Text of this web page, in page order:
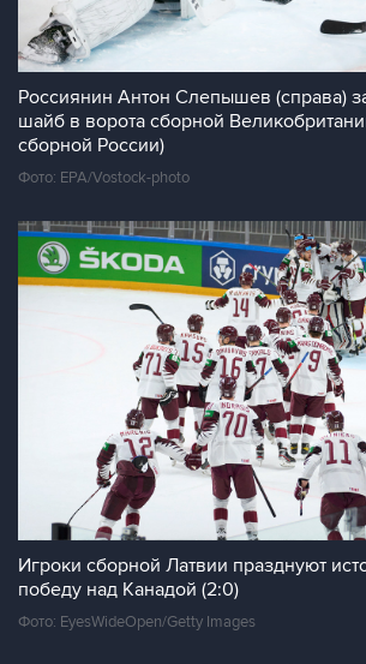
Россиянин Антон Слепышев (справа)
шайб в ворота сборной
сборной России)
Фото: EPA/Vostock-photo
Игроки сборной Латвии празднуют
победу над Канадой (2:0)
Фото: EyesWideOpen/Getty Images